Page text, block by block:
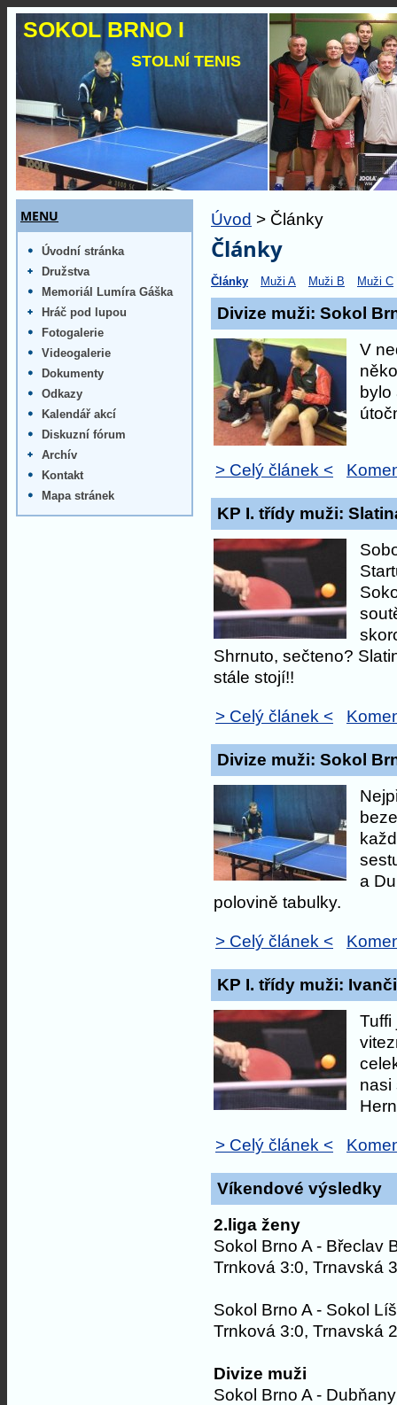
Úvod > Články
Články
Články Muži A Muži B Muži C
Divize muži: Sokol
V
bylo
> Celý článek <
KP I. třídy muži:
Shrnuto, sečteno?
stále stojí!!
> Celý článek <
Divize muži: Sokol
a
polovině tabulky.
> Celý článek <
KP I. třídy muži:
Tuffi
nasi
> Celý článek <
Víkendové výsledky
2.liga ženy
Sokol Brno A - Břeclav
Trnková 3:0, Trnavská
Sokol Brno A - Sokol
Trnková 3:0, Trnavská
Divize muži
Sokol Brno A -
MENU
Úvodní stránka
Družstva
Memoriál Lumíra Gáška
Hráč pod lupou
Fotogalerie
Videogalerie
Dokumenty
Odkazy
Kalendář akcí
Diskuzní fórum
Archív
Kontakt
Mapa stránek
SOKOL BRNO I
STOLNÍ TENIS